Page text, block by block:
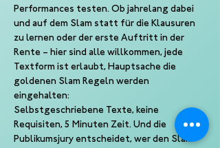
Performances testen. Ob jahrelang dabei
und auf dem Slam statt für die Klausuren
zu lernen oder der erste Auftritt in der
Rente – hier sind alle willkommen, jede
Textform ist erlaubt, Hauptsache die
goldenen Slam Regeln werden
eingehalten:
Selbstgeschriebene Texte, keine
Requisiten, 5 Minuten Zeit. Und die
Publikumsjury entscheidet, wer den Slam